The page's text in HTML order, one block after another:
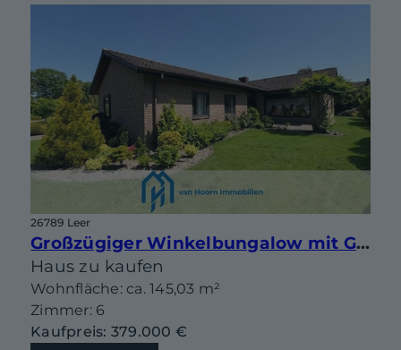
26789 Leer
Großzügiger Winkelbungalow mit Garage und großem Garten in bester Lage von Leer-Heisfelde
Haus zu kaufen
Wohnfläche: ca. 145,03 m²
Zimmer: 6
Kaufpreis: 379.000 €